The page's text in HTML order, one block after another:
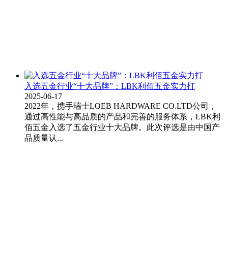
入选五金行业“十大品牌”：LBK利佰五金实力打
2025-06-17
2022年，携手瑞士LOEB HARDWARE CO.LTD公司，
通过高性能与高品质的产品和完善的服务体系，LBK利
佰五金入选了五金行业十大品牌。此次评选是由中国产
品质量认...